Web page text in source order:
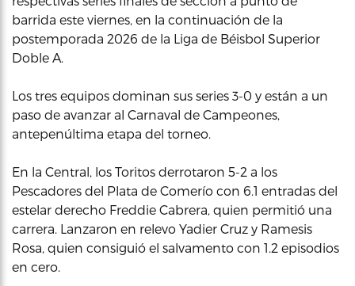
barrida este viernes, en la continuación de la
postemporada 2026 de la Liga de Béisbol Superior
Doble A.
Los tres equipos dominan sus series 3-0 y están a un
paso de avanzar al Carnaval de Campeones,
antepenúltima etapa del torneo.
En la Central, los Toritos derrotaron 5-2 a los
Pescadores del Plata de Comerío con 6.1 entradas del
estelar derecho Freddie Cabrera, quien permitió una
carrera. Lanzaron en relevo Yadier Cruz y Ramesis
Rosa, quien consiguió el salvamento con 1.2 episodios
en cero.